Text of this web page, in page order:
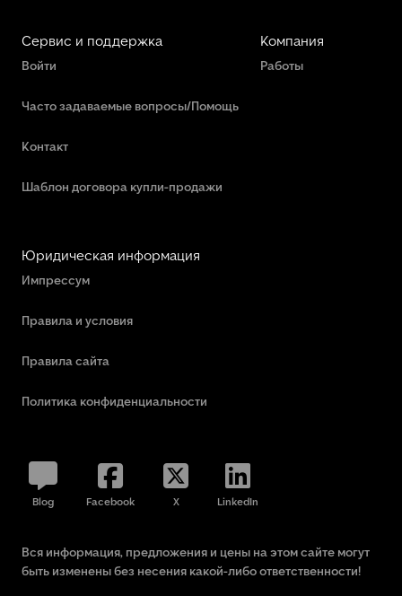
Сервис и поддержка
Войти
Часто задаваемые вопросы/Помощь
Контакт
Шаблон договора купли-продажи
Компания
Работы
Юридическая информация
Импрессум
Правила и условия
Правила сайта
Политика конфиденциальности
Blog Facebook X LinkedIn
Вся информация, предложения и цены на этом сайте могут
быть изменены без несения какой-либо ответственности!